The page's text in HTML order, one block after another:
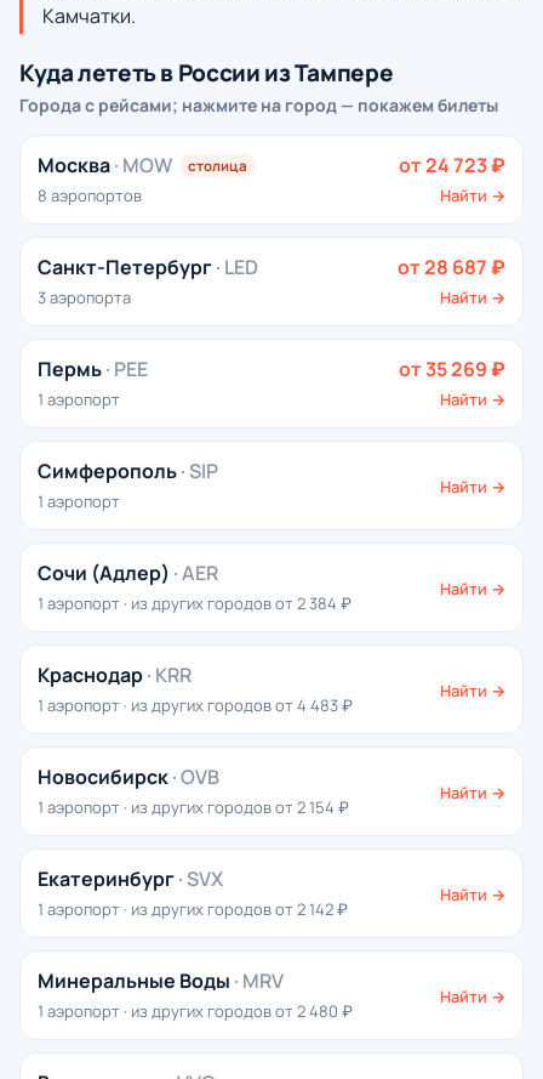
Камчатки.
Куда лететь в России из Тампере
Города с рейсами; нажмите на город — покажем билеты
Москва· MOW столица
8 аэропортов
от 24 723 ₽
Найти →
Санкт-Петербург· LED
3 аэропорта
от 28 687 ₽
Найти →
Пермь· PEE
1 аэропорт
от 35 269 ₽
Найти →
Симферополь· SIP
1 аэропорт
Найти →
Сочи (Адлер) · AER
1 аэропорт · из других городов от 2 384 ₽
Найти →
Краснодар· KRR
1 аэропорт · из других городов от 4 483 ₽
Найти →
Новосибирск· OVB
1 аэропорт · из других городов от 2 154 ₽
Найти →
Екатеринбург· SVX
1 аэропорт · из других городов от 2 142 ₽
Найти →
Минеральные Воды · MRV
1 аэропорт · из других городов от 2 480 ₽
Найти →